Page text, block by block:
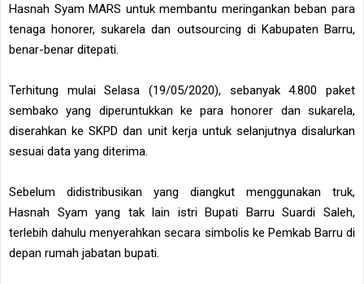
Hasnah Syam MARS untuk membantu meringankan beban para
tenaga honorer, sukarela dan outsourcing di Kabupaten Barru,
benar-benar ditepati.
Terhitung mulai Selasa (19/05/2020), sebanyak 4.800 paket
sembako yang diperuntukkan ke para honorer dan sukarela,
diserahkan ke SKPD dan unit kerja untuk selanjutnya disalurkan
sesuai data yang diterima.
Sebelum didistribusikan yang diangkut menggunakan truk,
Hasnah Syam yang tak lain istri Bupati Barru Suardi Saleh,
terlebih dahulu menyerahkan secara simbolis ke Pemkab Barru di
depan rumah jabatan bupati.